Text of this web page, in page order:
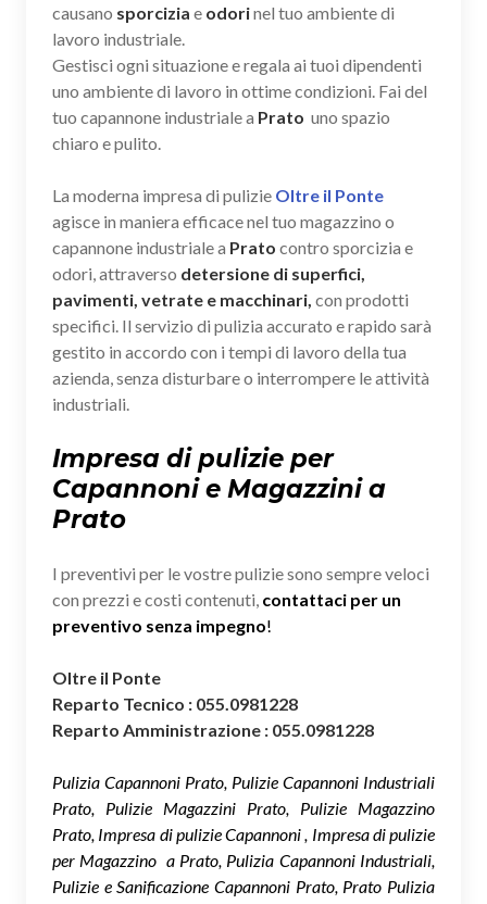
causano sporcizia e odorinel tuo ambiente di
lavoro industriale.
Gestisci ogni situazione e regala ai tuoi dipendenti
uno ambiente di lavoro in ottime condizioni. Fai del
tuo capannone industriale a Prato uno spazio
chiaro e pulito.
La moderna impresa di pulizie Oltre il Ponte
agisce in maniera efficace nel tuo magazzino o
capannone industriale a Prato contro sporcizia e
odori, attraverso detersione di superfici,
pavimenti, vetrate e macchinari, con prodotti
specifici. Il servizio di pulizia accurato e rapido sarà
gestito in accordo con i tempi di lavoro della tua
azienda, senza disturbare o interrompere le attività
industriali.
Impresa di pulizie per
Capannoni e Magazzini a
Prato
I preventivi per le vostre pulizie sono sempre veloci
con prezzi e costi contenuti, contattaci per un
preventivo senza impegno!
Oltre il Ponte
Reparto Tecnico : 055.0981228
Reparto Amministrazione : 055.0981228
Pulizia Capannoni Prato, Pulizie Capannoni Industriali
Prato, Pulizie Magazzini Prato, Pulizie Magazzino
Prato, Impresa di pulizie Capannoni , Impresa di pulizie
per Magazzino a Prato, Pulizia Capannoni Industriali,
Pulizie e Sanificazione Capannoni Prato, Prato Pulizia